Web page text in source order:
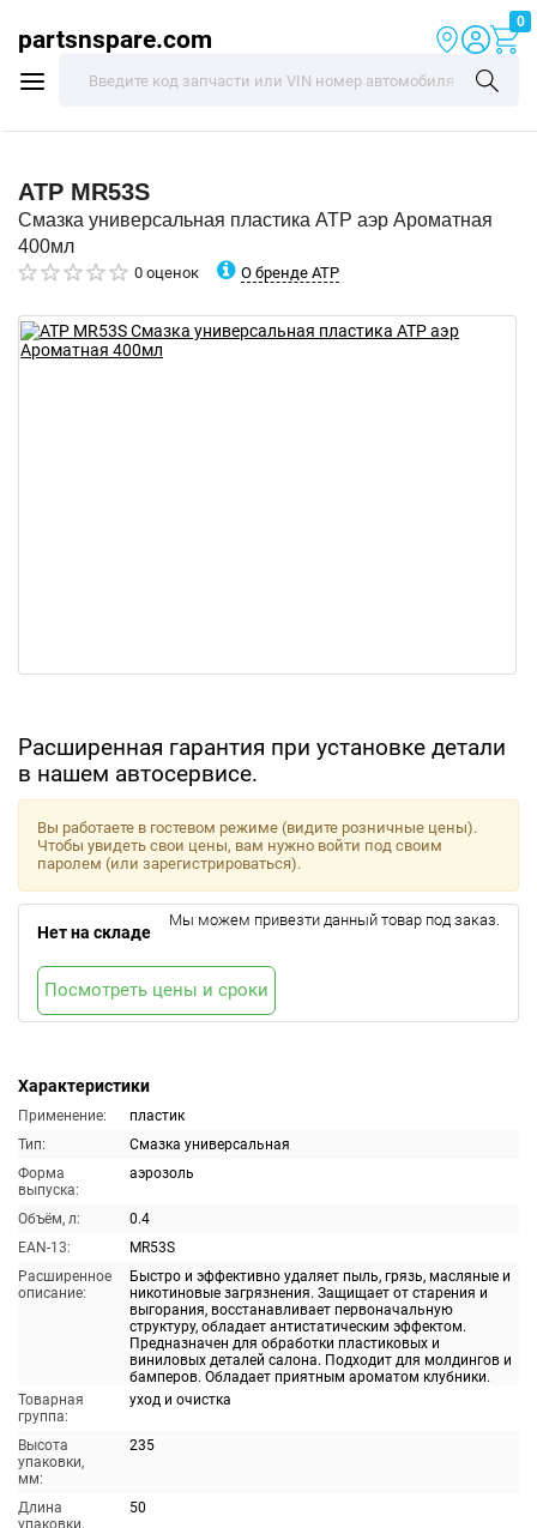
partsnspare.com
0
ATP MR53S
Смазка универсальная пластика ATP аэр Ароматная
400мл
0 оценок О бренде ATP
Расширенная гарантия при установке детали
в нашем автосервисе.
Характеристики
Применение:
пластик
Тип:
Смазка универсальная
Форма
выпуска:
аэрозоль
Объём, л:
0.4
EAN-13:
MR53S
Расширенное
описание:
Быстро и эффективно удаляет пыль, грязь, масляные и
никотиновые загрязнения. Защищает от старения и
выгорания, восстанавливает первоначальную
структуру, обладает антистатическим эффектом.
Предназначен для обработки пластиковых и
виниловых деталей салона. Подходит для молдингов и
бамперов. Обладает приятным ароматом клубники.
Товарная
группа:
уход и очистка
Высота
упаковки,
мм:
235
Длина
упаковки,
50
Вы работаете в гостевом режиме (видите розничные цены).
Чтобы увидеть свои цены, вам нужно войти под своим
паролем (или зарегистрироваться).
Нет на складе
Мы можем привезти данный товар под заказ.
Посмотреть цены и сроки